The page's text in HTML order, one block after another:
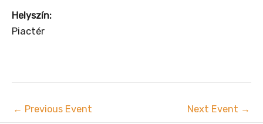
Helyszín:
Piactér
← Previous Event Next Event →